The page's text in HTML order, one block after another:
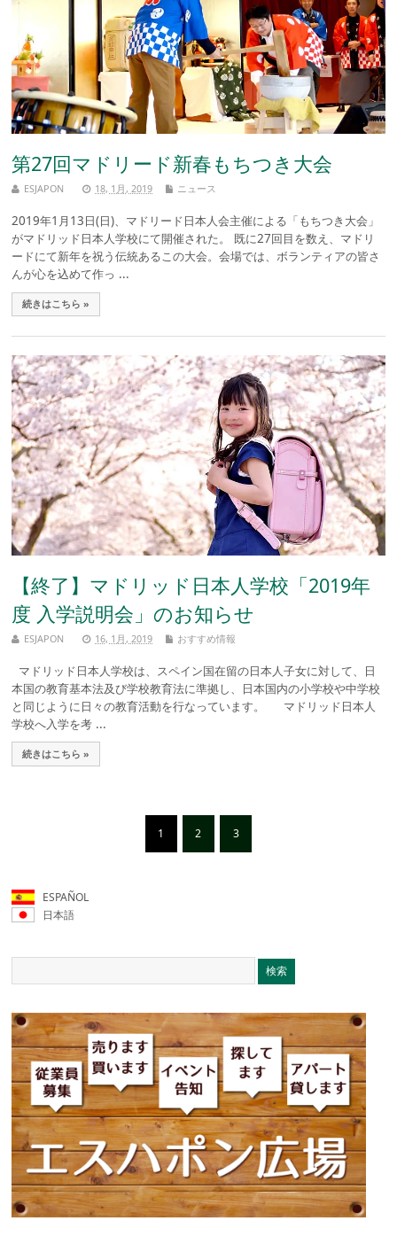
第27回マドリード新春もちつき大会
ESJAPON 18, 1月, 2019 ニュース
2019年1月13日(日)、マドリード日本人会主催による「もちつき大会」
がマドリッド日本人学校にて開催された。 既に27回目を数え、マドリ
ードにて新年を祝う伝統あるこの大会。会場では、ボランティアの皆さ
んが心を込めて作っ ...
続きはこちら »
【終了】マドリッド日本人学校「2019年
度 入学説明会」のお知らせ
ESJAPON 16, 1月, 2019 おすすめ情報
マドリッド日本人学校は、スペイン国在留の日本人子女に対して、日
本国の教育基本法及び学校教育法に準拠し、日本国内の小学校や中学校
と同じように日々の教育活動を行なっています。 マドリッド日本人
学校へ入学を考 ...
続きはこちら »
1 2 3
ESPAÑOL
日本語